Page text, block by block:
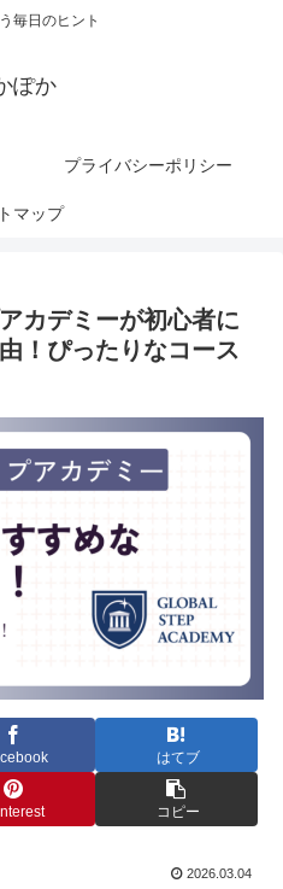
毎日のヒント
ぽか
プライバシーポリシー
マップ
カデミーが初心者に
！ぴったりなコース
はてブ
コピー
2026.03.04